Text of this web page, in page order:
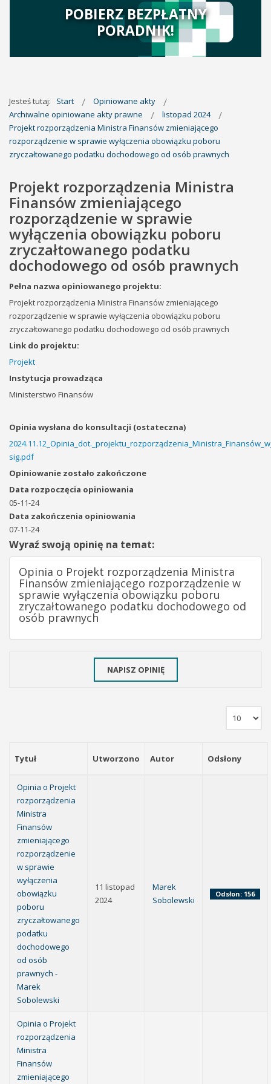
POBIERZ BEZPŁATNY
PORADNIK!
Jesteś tutaj: Start
Opiniowane akty
Archiwalne opiniowane akty prawne
listopad 2024
Projekt rozporządzenia Ministra Finansów zmieniającego
rozporządzenie w sprawie wyłączenia obowiązku poboru
zryczałtowanego podatku dochodowego od osób prawnych
Projekt rozporządzenia Ministra
Finansów zmieniającego
rozporządzenie w sprawie
wyłączenia obowiązku poboru
zryczałtowanego podatku
dochodowego od osób prawnych
Pełna nazwa opiniowanego projektu:
Projekt rozporządzenia Ministra Finansów zmieniającego
rozporządzenie w sprawie wyłączenia obowiązku poboru
zryczałtowanego podatku dochodowego od osób prawnych
Link do projektu:
Projekt
Instytucja prowadząca
Ministerstwo Finansów
Opinia wysłana do konsultacji (ostateczna)
sig.pdf
Opiniowanie zostało zakończone
Data rozpoczęcia opiniowania
05-11-24
Data zakończenia opiniowania
07-11-24
Wyraź swoją opinię na temat:
Opinia o Projekt rozporządzenia Ministra
Finansów zmieniającego rozporządzenie w
sprawie wyłączenia obowiązku poboru
zryczałtowanego podatku dochodowego od
osób prawnych
NAPISZ OPINIĘ
Tytuł Utworzono Autor Odsłony
Opinia o Projekt
rozporządzenia
Ministra
Finansów
zmieniającego
rozporządzenie
w sprawie
wyłączenia
obowiązku
poboru
zryczałtowanego
podatku
dochodowego
od osób
prawnych -
Marek
Sobolewski
11 listopad
2024
Marek
Sobolewski
Odsłon: 156
Opinia o Projekt
rozporządzenia
Ministra
Finansów
zmieniającego